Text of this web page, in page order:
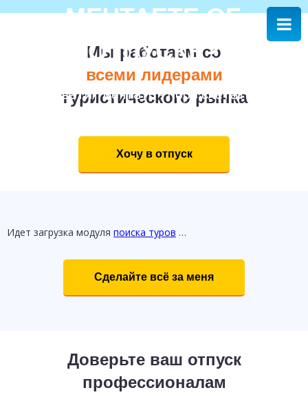
МЕЧТАЕТЕ ОБ
ОТПУСКЕ?
Хватит мечтать - пора слетать!
Хочу в отпуск
Мы работаем со
всеми лидерами
туристического рынка
Идет загрузка модуля поиска туров …
Сделайте всё за меня
Доверьте ваш отпуск
профессионалам